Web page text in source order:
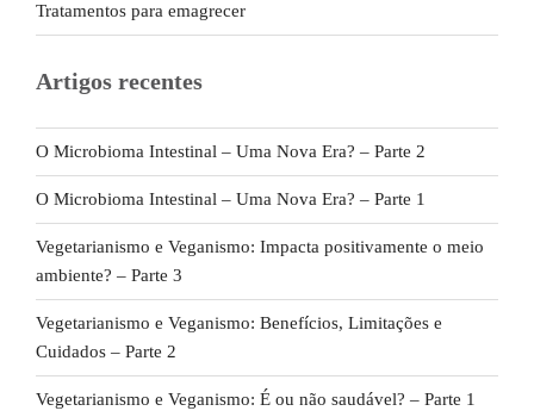
Tratamentos para emagrecer
Artigos recentes
O Microbioma Intestinal – Uma Nova Era? – Parte 2
O Microbioma Intestinal – Uma Nova Era? – Parte 1
Vegetarianismo e Veganismo: Impacta positivamente o meio
ambiente? – Parte 3
Vegetarianismo e Veganismo: Benefícios, Limitações e
Cuidados – Parte 2
Vegetarianismo e Veganismo: É ou não saudável? – Parte 1